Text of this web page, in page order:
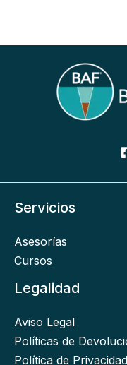
Servicios
Asesorías
Cursos
Legalidad
Aviso Legal
Políticas de
Política de Privacidad